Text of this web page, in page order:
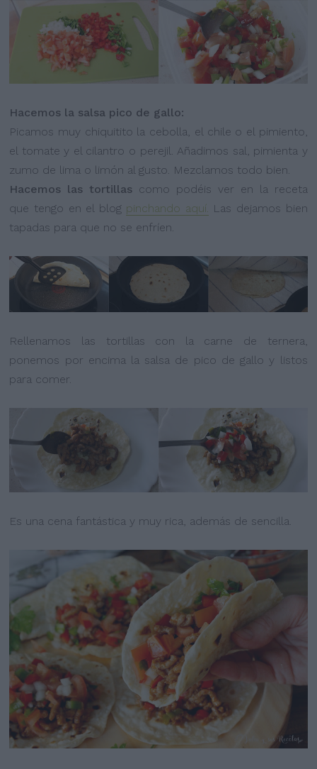
Hacemos la salsa pico de gallo:
Picamos muy chiquitito la cebolla, el chile o el pimiento,
el tomate y el cilantro o perejil. Añadimos sal, pimienta y
zumo de lima o limón al gusto. Mezclamos todo bien.
Hacemos las tortillas como podéis ver en la receta
que tengo en el blog pinchando aquí. Las dejamos bien
tapadas para que no se enfríen.
Rellenamos las tortillas con la carne de ternera,
ponemos por encima la salsa de pico de gallo y listos
para comer.
Es una cena fantástica y muy rica, además de sencilla.